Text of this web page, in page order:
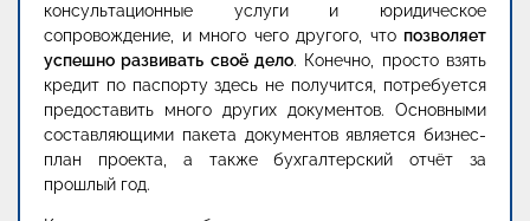
консультационные услуги и юридическое
сопровождение, и много чего другого, что позволяет
успешно развивать своё дело. Конечно, просто взять
кредит по паспорту здесь не получится, потребуется
предоставить много других документов. Основными
составляющими пакета документов является бизнес-
план проекта, а также бухгалтерский отчёт за
прошлый год.